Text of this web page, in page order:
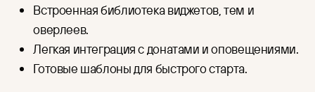
Встроенная библиотека виджетов, тем и
оверлеев.
Легкая интеграция с донатами и оповещениями.
Готовые шаблоны для быстрого старта.